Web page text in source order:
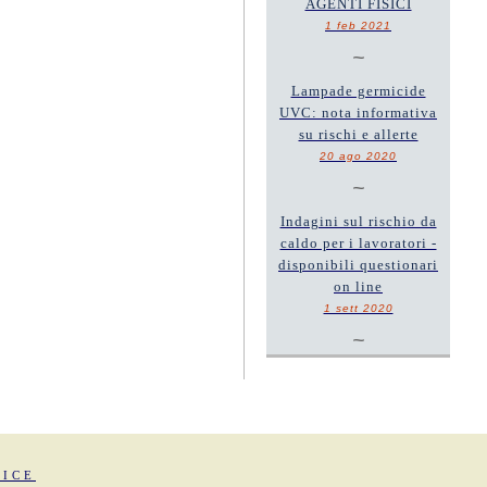
AGENTI FISICI
1 feb 2021
~
Lampade germicide
UVC: nota informativa
su rischi e allerte
20 ago 2020
~
Indagini sul rischio da
caldo per i lavoratori -
disponibili questionari
on line
1 sett 2020
~